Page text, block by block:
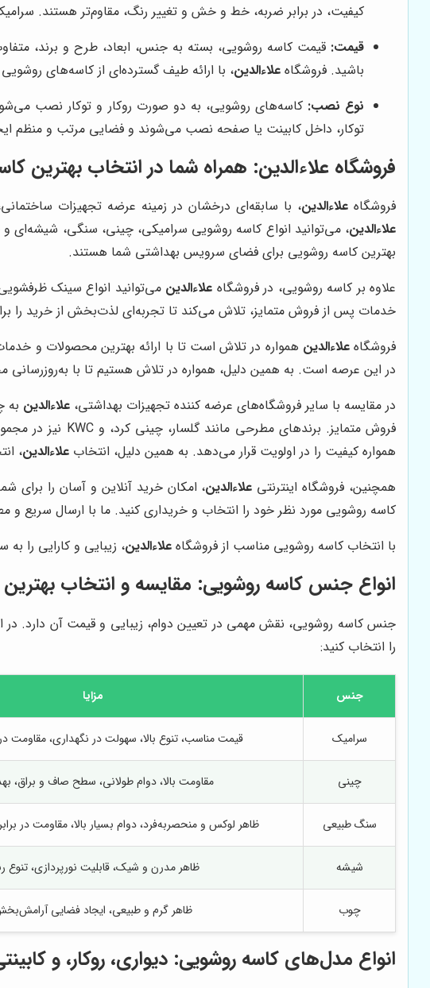
کیفیت، در برابر ضربه، خط و خش و تغییر رنگ، مقاوم‌تر هستند.
قیمت: قیمت کاسه روشویی، بسته به جنس، ابعاد، طرح و برند،
باشید. فروشگاه علاءالدین، با ارائه طیف گسترده‌ای از کاسه‌های
نوع نصب: کاسه‌های روشویی، به دو صورت روکار و توکار نصب
توکار، داخل کابینت یا صفحه نصب می‌شوند و فضایی مرتب و منظم
فروشگاه علاءالدین: همراه شما در انتخاب بهترین
فروشگاه علاءالدین، با سابقه‌ای درخشان در زمینه عرضه تجهیزات
علاءالدین، می‌توانید انواع کاسه روشویی سرامیکی، چینی، سنگی، شیشه‌ای
بهترین کاسه روشویی برای فضای سرویس بهداشتی شما هستند.
علاوه بر کاسه روشویی، در فروشگاه علاءالدین می‌توانید انواع سینک
خدمات پس از فروش متمایز، تلاش می‌کند تا تجربه‌ای لذت‌بخش از خرید را
فروشگاهعلاءالدین همواره در تلاش است تا با ارائه بهترین محصولات و
در این عرصه است. به همین دلیل، همواره در تلاش هستیم تا با به‌روزرسانی
در مقایسه با سایر فروشگاه‌های عرضه کننده تجهیزات بهداشتی، علاءالدین به
فروش متمایز. برندهای مطرحی مانند گلسار، چینی کرد، و KWC نیز در مجموعه محصولات
همواره کیفیت را در اولویت قرار می‌دهد. به همین دلیل، انتخاب علاءالدین،
همچنین، فروشگاه اینترنتی علاءالدین، امکان خرید آنلاین و آسان را برای
کاسه روشویی مورد نظر خود را انتخاب و خریداری کنید. ما با ارسال سریع
با انتخاب کاسه روشویی مناسب از فروشگاه علاءالدین، زیبایی و کارایی را
انواع جنس کاسه روشویی: مقایسه و انتخاب بهترین
جنس کاسه روشویی، نقش مهمی در تعیین دوام، زیبایی و قیمت آن دارد. در
را انتخاب کنید:
جنس مزایا
سرامیک قیمت مناسب، تنوع بالا، سهولت در نگهداری، مقاومت
چینی مقاومت بالا، دوام طولانی، سطح صاف و براق،
سنگ طبیعی ظاهر لوکس و منحصربه‌فرد، دوام بسیار بالا، مقاومت در
شیشه ظاهر مدرن و شیک، قابلیت نورپردازی، تنوع
چوب ظاهر گرم و طبیعی، ایجاد فضایی
انواع مدل‌های کاسه روشویی: دیواری، روکار، و